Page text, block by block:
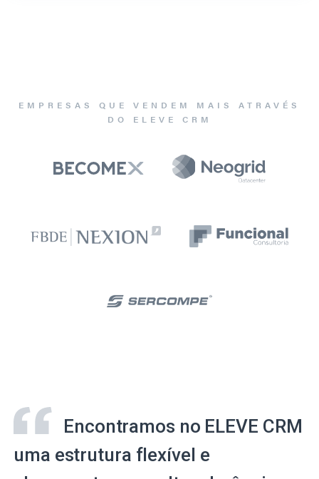
EMPRESAS QUE VENDEM MAIS ATRAVÉS
DO ELEVE CRM
Encontramos no ELEVE CRM
uma estrutura flexível e